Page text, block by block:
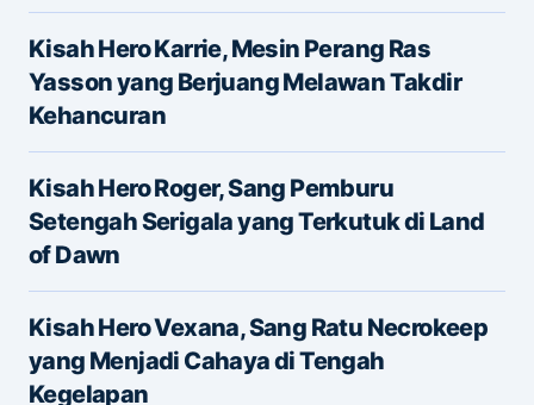
E-mail
Save my name and e-mail in this browser for the
next time I comment.
Kisah Hero Karrie, Mesin Perang Ras
Yasson yang Berjuang Melawan Takdir
Kehancuran
Kisah Hero Roger, Sang Pemburu
Setengah Serigala yang Terkutuk di Land
of Dawn
Kisah Hero Vexana, Sang Ratu Necrokeep
yang Menjadi Cahaya di Tengah
Kegelapan